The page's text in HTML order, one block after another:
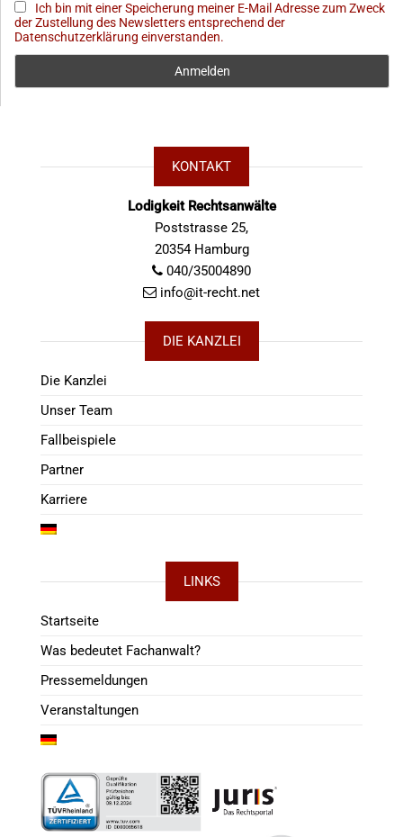
Ich bin mit einer Speicherung meiner E-Mail Adresse zum Zweck
der Zustellung des Newsletters entsprechend der
Datenschutzerklärung einverstanden.
KONTAKT
Lodigkeit Rechtsanwälte
Poststrasse 25,
20354 Hamburg
040/35004890
info@it-recht.net
DIE KANZLEI
Die Kanzlei
Unser Team
Fallbeispiele
Partner
Karriere
LINKS
Startseite
Was bedeutet Fachanwalt?
Pressemeldungen
Veranstaltungen